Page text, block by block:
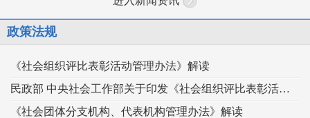
政策法规
《社会组织评比表彰活动管理办法》解读
民政部 中央社会工作部关于印发《社会组织评比表彰活动管理办法》的通知
《社会团体分支机构、代表机构管理办法》解读